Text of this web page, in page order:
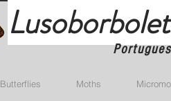
Butterflies Moths